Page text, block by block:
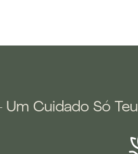
Cuidado Só Teu